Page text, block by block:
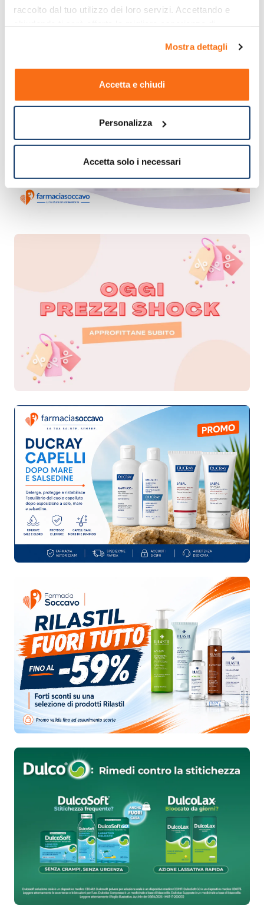
raccolto dal tuo utilizzo dei loro servizi. Accettando e
Mostra dettagli
Accetta e chiudi
Personalizza
Accetta solo i necessari